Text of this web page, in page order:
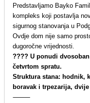
Predstavljamo Bayko
kompleks koji postavlja
sigurnog stanovanja u
Ovdje dom nije samo
dugoročne vrijednosti.
???? U ponudi
četvrtom spratu.
Struktura stana: hodnik,
boravak i trpezarija,
⸻